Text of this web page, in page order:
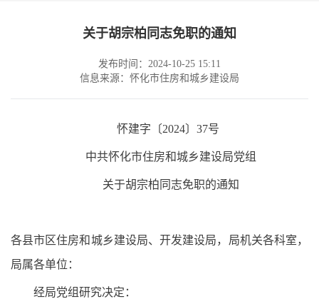
关于胡宗柏同志免职的通知
发布时间：2024-10-25 15:11
信息来源：怀化市住房和城乡建设局
怀建字〔2024〕37号
中共怀化市住房和城乡建设局党组
关于胡宗柏同志免职的通知
各县市区住房和城乡建设局、开发建设局，局机关各科室，
局属各单位：
经局党组研究决定：